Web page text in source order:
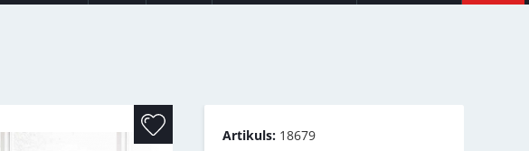
Artikuls: 18679